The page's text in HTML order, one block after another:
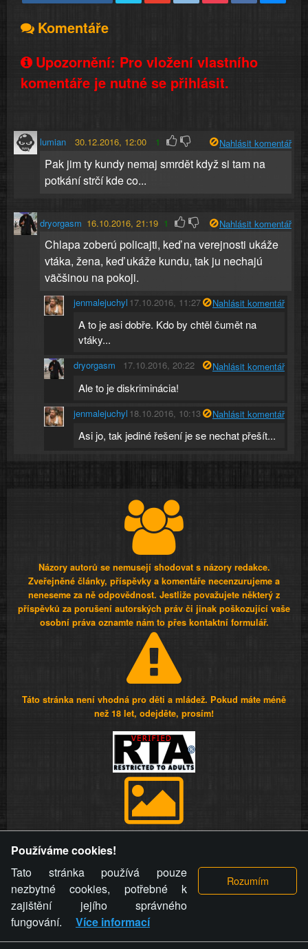
Komentáře
Upozornění: Pro vložení vlastního
komentáře je nutné se přihlásit.
lumian 30.12.2016, 12:00 1 Nahlásit komentář
Pak jim ty kundy nemaj smrdět když si tam na
potkání strčí kde co...
dryorgasm 16.10.2016, 21:19 1 Nahlásit komentář
Chlapa zoberú policajti, keď na verejnosti ukáže
vtáka, žena, keď ukáže kundu, tak ju nechajú
väčšinou na pokoji.
jenmalejuchyl 17.10.2016, 11:27 Nahlásit komentář
A to je asi dobře. Kdo by chtěl čumět na
vtáky...
dryorgasm 17.10.2016, 20:22 Nahlásit komentář
Ale to je diskriminácia!
jenmalejuchyl 18.10.2016, 10:13 Nahlásit komentář
Asi jo, tak jediné řešení je se nechat přešít...
Názory autorů se nemusejí shodovat s názory redakce.
Zveřejněné články, příspěvky a komentáře necenzurujeme a
neneseme za ně odpovědnost. Jestliže považujete některý z
příspěvků za porušení autorských práv či jinak poškozující vaše
osobní práva oznamte nám to přes kontaktní formulář.
Táto stránka není vhodná pro děti a mládež. Pokud máte méně
než 18 let, odejděte, prosím!
videa a komentáře. Osoba, které se toto opatření provozovatele
stránky týče, ani osoba, která umístila fotografii nebo video na
stránku, nemůže z důvodu odstranění fotografie, videa nebo
komentáře pro výše uvedenou okolnost uplatnit vůči
provozovateli stránky žádný nárok na náhradu škody nebo
nemajetkové újmy.
Používáme cookies!
Tato stránka používá pouze
nezbytné cookies, potřebné k
zajištění jejího správného
fungování.
Více informací